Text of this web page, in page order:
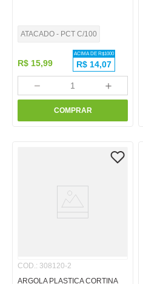
ATACADO - PCT C/100
R$ 15,99
ACIMA DE R$1000
R$ 14,07
＋
－
COMPRAR
COD.: 308120-2
ARGOLA PLASTICA CORTINA